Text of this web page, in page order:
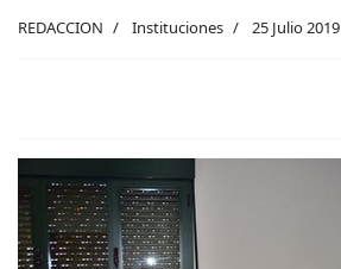
REDACCION Instituciones 25 Julio 2019